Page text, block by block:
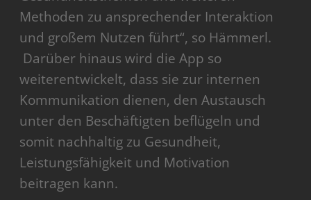
Methoden zu ansprechender Interaktion
und großem Nutzen führt“, so Hämmerl.
Darüber hinaus wird die App so
weiterentwickelt, dass sie zur internen
Kommunikation dienen, den Austausch
unter den Beschäftigten beflügeln und
somit nachhaltig zu Gesundheit,
Leistungsfähigkeit und Motivation
beitragen kann.